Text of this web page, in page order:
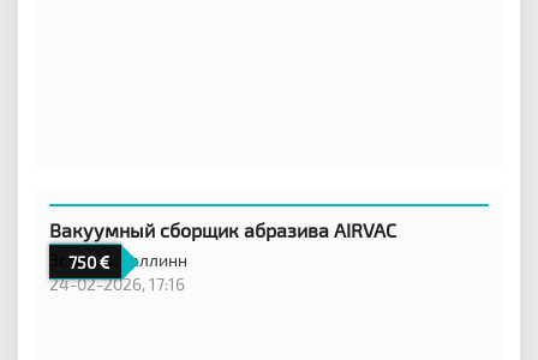
750
Вакуумный сборщик абразива AIRVAC
Эстония,
Таллинн
24-02-2026, 17:16